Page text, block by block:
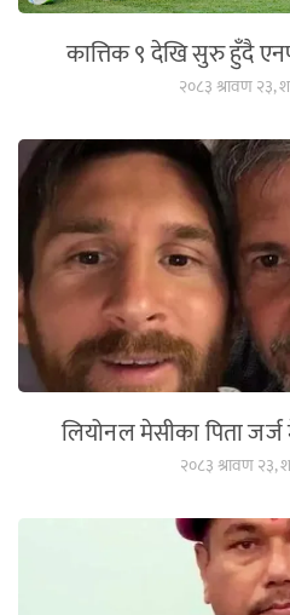
कात्तिक ९ देखि सुरु हुँदै
२०८३ श्रावण २३,
लियोनल मेसीका पिता
२०८३ श्रावण २३,